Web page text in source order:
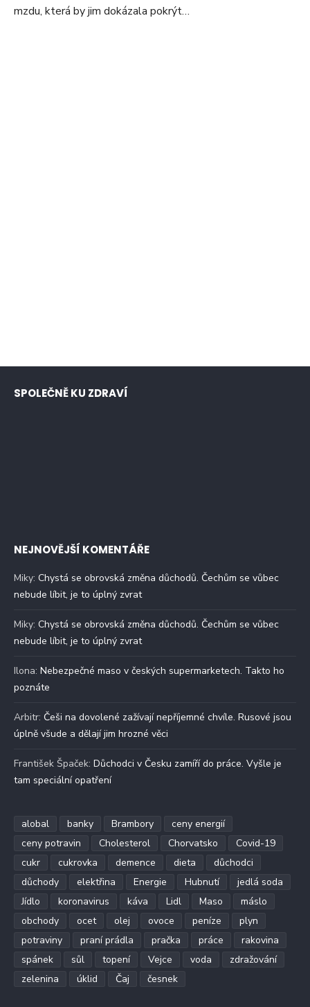
mzdu, která by jim dokázala pokrýt…
SPOLEČNĚ KU ZDRAVÍ
NEJNOVĚJŠÍ KOMENTÁŘE
Miky: Chystá se obrovská změna důchodů. Čechům se vůbec
nebude líbit, je to úplný zvrat
Miky: Chystá se obrovská změna důchodů. Čechům se vůbec
nebude líbit, je to úplný zvrat
Ilona: Nebezpečné maso v českých supermarketech. Takto ho
poznáte
Arbitr: Češi na dovolené zažívají nepříjemné chvíle. Rusové jsou
úplně všude a dělají jim hrozné věci
František Špaček: Důchodci v Česku zamíří do práce. Vyšle je
tam speciální opatření
alobal banky Brambory
ceny energií
ceny potravin
Cholesterol Chorvatsko
Covid-19
cukr
cukrovka demence dieta
důchodci
důchody
elektřina Energie Hubnutí
jedlá soda
Jídlo
koronavirus káva Lidl Maso
máslo
obchody
ocet olej ovoce peníze
plyn
potraviny
praní prádla pračka práce
rakovina
spánek
sůl topení Vejce voda
zdražování
zelenina
úklid Čaj česnek